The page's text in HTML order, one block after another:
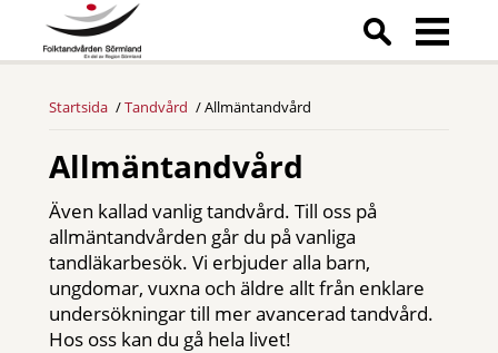
Startsida Tandvård Allmäntandvård
Allmäntandvård
Även kallad vanlig tandvård. Till oss på
allmäntandvården går du på vanliga
tandläkarbesök. Vi erbjuder alla barn,
ungdomar, vuxna och äldre allt från enklare
undersökningar till mer avancerad tandvård.
Hos oss kan du gå hela livet!